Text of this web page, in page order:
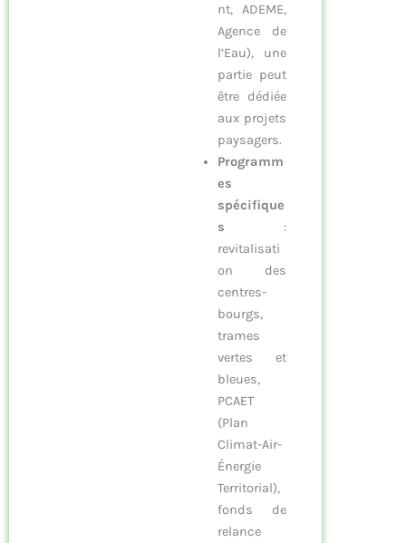
nt, ADEME,
Agence de
l’Eau), une
partie peut
être dédiée
aux projets
paysagers.
Programm
es
spécifique
s :
revitalisati
on des
centres-
bourgs,
trames
vertes et
bleues,
PCAET
(Plan
Climat-Air-
Énergie
Territorial),
fonds de
relance